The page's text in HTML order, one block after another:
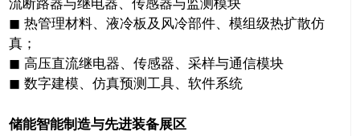
流断路器与继电器、传感器与监测模块
◼ 热管理材料、液冷板及风冷部件、模组级热扩散仿
真；
◼ 高压直流继电器、传感器、采样与通信模块
◼ 数字建模、仿真预测工具、软件系统
储能智能制造与先进装备展区